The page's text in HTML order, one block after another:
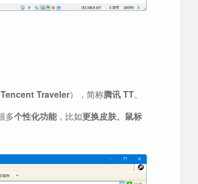
Tencent Traveler），简称腾讯 TT。
多个性化功能，比如更换皮肤、鼠标